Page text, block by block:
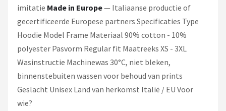
imitatie Made in Europe— Italiaanse productie of
gecertificeerde Europese partners Specificaties Type
Hoodie Model Frame Materiaal 90% cotton - 10%
polyester Pasvorm Regular fit Maatreeks XS - 3XL
Wasinstructie Machinewas 30°C, niet bleken,
binnenstebuiten wassen voor behoud van prints
Geslacht Unisex Land van herkomst Italië / EU Voor
wie?